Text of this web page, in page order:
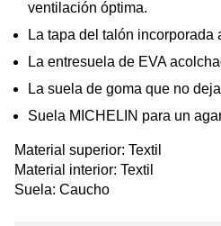
ventilación óptima.
La tapa del talón incorporada
La entresuela de EVA
La suela de goma que no
Suela MICHELIN para un
Material superior: Textil
Material interior: Textil
Suela: Caucho